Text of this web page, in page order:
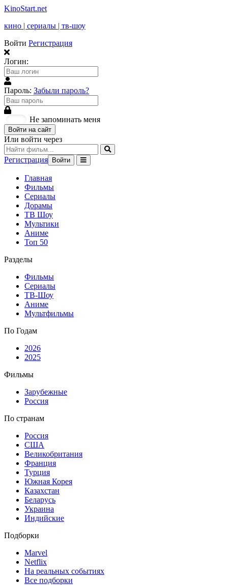
KinoStart.net
кино | сериалы | тв-шоу
Войти Регистрация
Логин:
Пароль: Забыли пароль?
Не запоминать меня
Войти на сайт
Или войти через
Регистрация Войти
Главная
Фильмы
Сериалы
Дорамы
ТВ Шоу
Мультики
Аниме
Топ 50
Разделы
Фильмы
Сериалы
ТВ-Шоу
Аниме
Мультфильмы
По Годам
2026
2025
Фильмы
Зарубежные
Россия
По странам
Россия
США
Великобритания
Франция
Турция
Южная Корея
Казахстан
Беларусь
Украина
Индийские
Подборки
Marvel
Netflix
На реальных событиях
Все подборки